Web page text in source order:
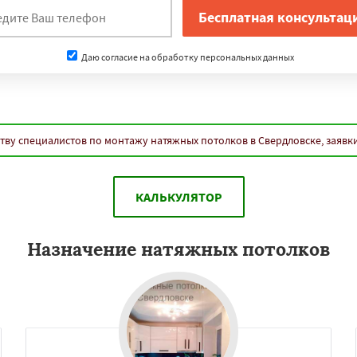
Даю согласие на обработку персональных данных
специалистов по монтажу натяжных потолков в Свердловске,
КАЛЬКУЛЯТОР
Назначение натяжных потолков